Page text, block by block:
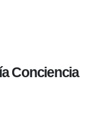
Conciencia